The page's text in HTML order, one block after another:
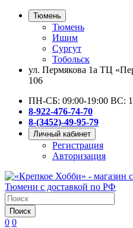
Тюмень
Тюмень
Ишим
Сургут
Тобольск
ул. Пермякова 1а ТЦ
106
ПН-СБ: 09:00-19:00 ВС:
8-922-476-74-70
8-(3452)-49-95-79
Личный кабинет
Регистрация
Авторизация
Поиск
0 0